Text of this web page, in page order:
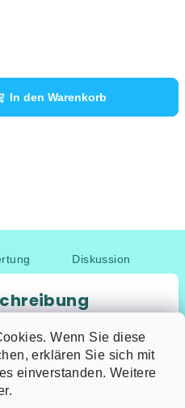
Wenn Sie diese
erklären Sie sich mit
einverstanden. Weitere
In den Warenkorb
Diskussion